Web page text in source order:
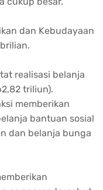
dan Kebudayaan
realisasi belanja
triliun).
memberikan
bantuan sosial
dan belanja bunga